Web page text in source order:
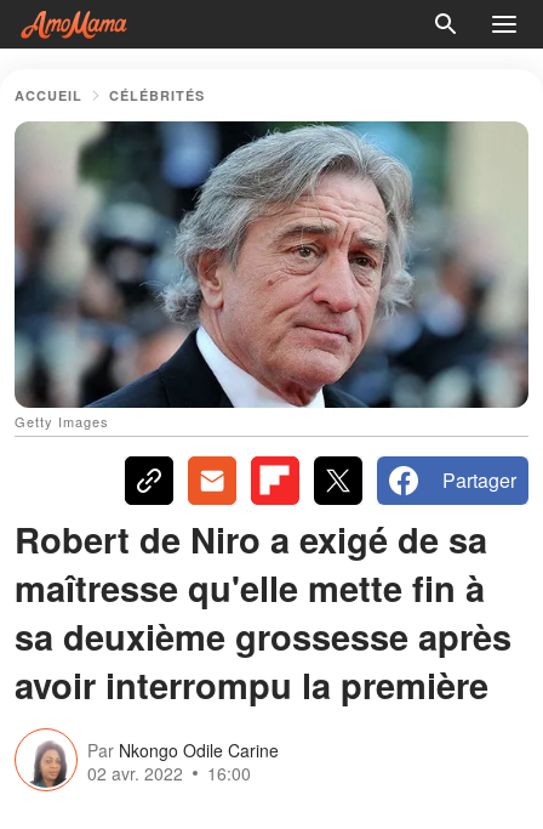
ACCUEIL CÉLÉBRITÉS
Getty Images
Partager
Robert de Niro a exigé de sa
maîtresse qu'elle mette fin à
sa deuxième grossesse après
avoir interrompu la première
Par Nkongo Odile Carine
02 avr. 2022
16:00